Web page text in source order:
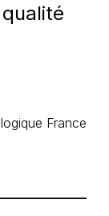
France